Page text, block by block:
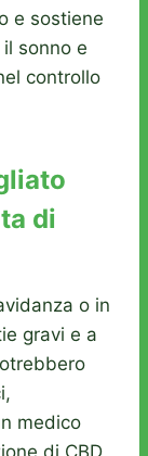
e sostiene
sonno e
controllo
di
o in
gravi e a
medico